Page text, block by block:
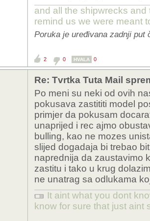
and all the shipwrecks
remind us we were meant
Poruka je uređivana zadnji put
2 0 HVALA 0
Re: Tvrtka Tuta Mail
Po meni su neki od ovih
pokusava zastititi model
primjer da pokusam
unaprijed i rec ajmo
bulling, kao ne mozes
slijed dogadaja bi trebao
naprednija da zaustavimo
zastitu i tako u krug
ne unatrag sa odlukama
It aint what you dont
know for sure that just aint